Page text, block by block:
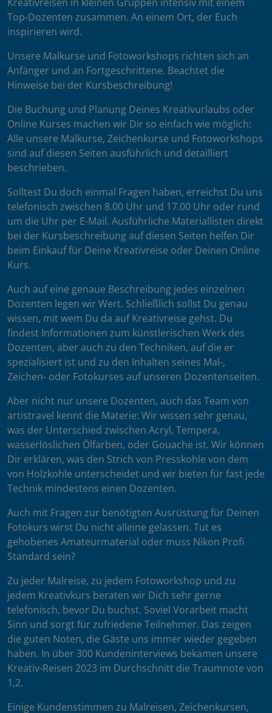
Top-Dozenten zusammen. An einem Ort, der Euch
inspirieren wird.
Unsere Malkurse und Fotoworkshops richten sich an
Anfänger und an Fortgeschrittene. Beachtet die
Hinweise bei der Kursbeschreibung!
Die Buchung und Planung Deines Kreativurlaubs oder
Online Kurses machen wir Dir so einfach wie möglich:
Alle unsere Malkurse, Zeichenkurse und Fotoworkshops
sind auf diesen Seiten ausführlich und detailliert
beschrieben.
Solltest Du doch einmal Fragen haben, erreichst Du uns
telefonisch zwischen 8.00 Uhr und 17.00 Uhr oder rund
um die Uhr per E-Mail. Ausführliche Materiallisten direkt
bei der Kursbeschreibung auf diesen Seiten helfen Dir
beim Einkauf für Deine Kreativreise oder Deinen Online
Kurs.
Auch auf eine genaue Beschreibung jedes einzelnen
Dozenten legen wir Wert. Schließlich sollst Du genau
wissen, mit wem Du da auf Kreativreise gehst. Du
findest Informationen zum künstlerischen Werk des
Dozenten, aber auch zu den Techniken, auf die er
spezialisiert ist und zu den Inhalten seines Mal-,
Zeichen- oder Fotokurses auf unseren Dozentenseiten.
Aber nicht nur unsere Dozenten, auch das Team von
artistravel kennt die Materie: Wir wissen sehr genau,
was der Unterschied zwischen Acryl, Tempera,
wasserlöslichen Ölfarben, oder Gouache ist. Wir können
Dir erklären, was den Strich von Presskohle von dem
von Holzkohle unterscheidet und wir bieten für fast jede
Technik mindestens einen Dozenten.
Auch mit Fragen zur benötigten Ausrüstung für Deinen
Fotokurs wirst Du nicht alleine gelassen. Tut es
gehobenes Amateurmaterial oder muss Nikon Profi
Standard sein?
Zu jeder Malreise, zu jedem Fotoworkshop und zu
jedem Kreativkurs beraten wir Dich sehr gerne
telefonisch, bevor Du buchst. Soviel Vorarbeit macht
Sinn und sorgt für zufriedene Teilnehmer. Das zeigen
die guten Noten, die Gäste uns immer wieder gegeben
haben. In über 300 Kundeninterviews bekamen unsere
Kreativ-Reisen 2023 im Durchschnitt die Traumnote von
1,2.
Einige Kundenstimmen zu Malreisen, Zeichenkursen,